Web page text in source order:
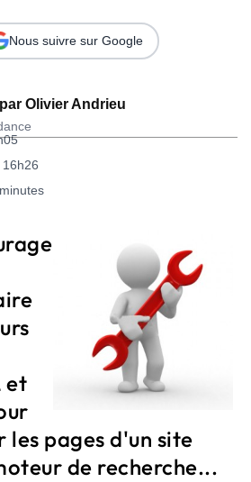
Olivier Andrieu
Nous suivre sur Google
et
les pages d'un site
de recherche...